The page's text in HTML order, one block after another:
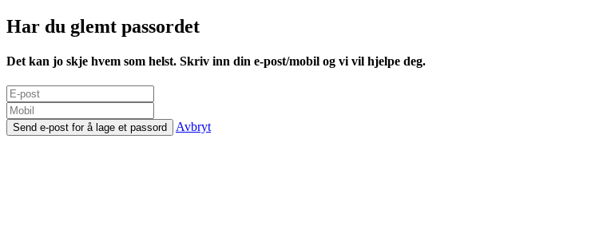
Har du glemt passordet
Det kan jo skje hvem som helst. Skriv inn din e-post/mobil og vi vil hjelpe deg.
Send e-post for å lage et passord Avbryt